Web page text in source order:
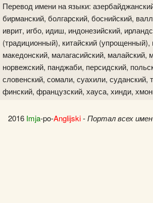
Перевод имени на языки:
бирманский, болгарский, боснийский,
иврит, игбо, идиш, индонезийский,
(традиционный), китайский
македонский, малагасийский,
норвежский, панджаби, персидский,
словенский, сомали, суахили, суданский,
финский, французский, хауса, хинди,
2016 Imja-po-Anglijski-Портал всех